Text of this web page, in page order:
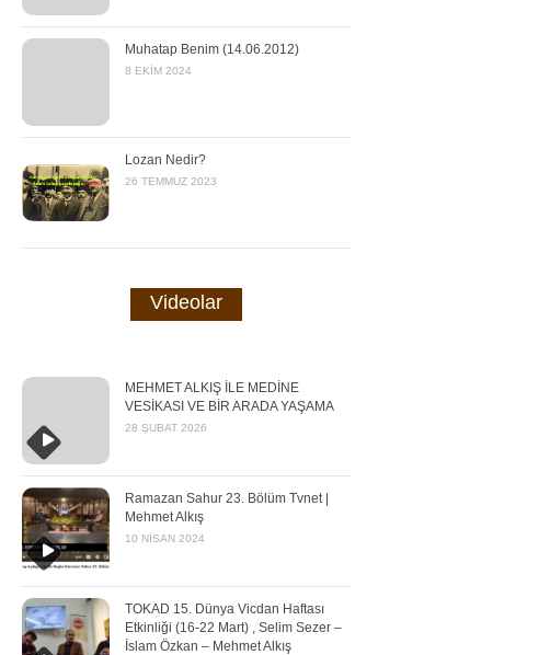
Muhatap Benim (14.06.2012)
8 EKIM 2024
Lozan Nedir?
26 TEMMUZ 2023
Videolar
MEHMET ALKIŞ İLE MEDİNE
VESİKASI VE BİR ARADA YAŞAMA
28 ŞUBAT 2026
Ramazan Sahur 23. Bölüm Tvnet |
Mehmet Alkış
10 NISAN 2024
TOKAD 15. Dünya Vicdan Haftası
Etkinliği (16-22 Mart) , Selim Sezer –
İslam Özkan – Mehmet Alkış